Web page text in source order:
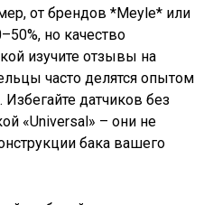
от брендов *Meyle* или
но качество
изучите отзывы на
часто делятся опытом
датчиков без
«Universal» – они не
бака вашего